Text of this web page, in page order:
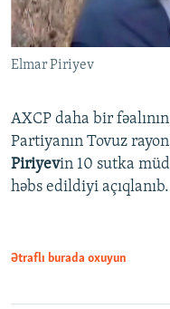
Elmar Piriyev
AXCP daha bir
Partiyanın Tovuz
Piriyevin 10 sutka
həbs edildiyi açıqlanıb.
Ətraflı burada oxuyun